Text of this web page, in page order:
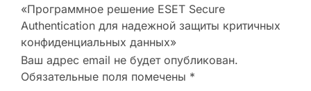
«Программное решение ESET Secure
Authentication для надежной защиты критичных
конфиденциальных данных»
Ваш адрес email не будет опубликован.
Обязательные поля помечены *